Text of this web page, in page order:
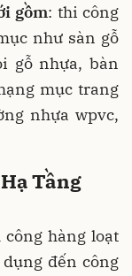
gồm: thi công
như sàn gỗ
gỗ nhựa, bàn
mục trang
nhựa wpvc,
Tầng
hàng loạt
đến công